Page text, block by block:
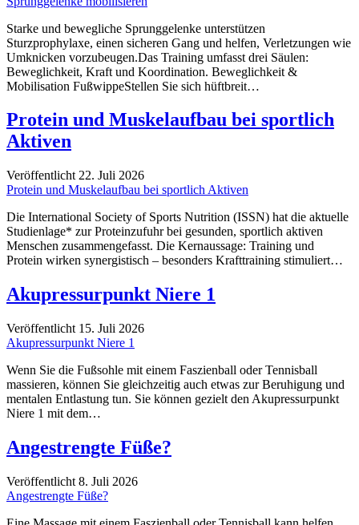
Starke und bewegliche Sprunggelenke unterstützen
Sturzprophylaxe, einen sicheren Gang und helfen, Verletzungen wie
Umknicken vorzubeugen.Das Training umfasst drei Säulen:
Beweglichkeit, Kraft und Koordination. Beweglichkeit &
Mobilisation FußwippeStellen Sie sich hüftbreit…
Protein und Muskelaufbau bei sportlich
Aktiven
Veröffentlicht 22. Juli 2026
Protein und Muskelaufbau bei sportlich Aktiven
Die International Society of Sports Nutrition (ISSN) hat die aktuelle
Studienlage* zur Proteinzufuhr bei gesunden, sportlich aktiven
Menschen zusammengefasst. Die Kernaussage: Training und
Protein wirken synergistisch – besonders Krafttraining stimuliert…
Akupressurpunkt Niere 1
Veröffentlicht 15. Juli 2026
Akupressurpunkt Niere 1
Wenn Sie die Fußsohle mit einem Faszienball oder Tennisball
massieren, können Sie gleichzeitig auch etwas zur Beruhigung und
mentalen Entlastung tun. Sie können gezielt den Akupressurpunkt
Niere 1 mit dem…
Angestrengte Füße?
Veröffentlicht 8. Juli 2026
Angestrengte Füße?